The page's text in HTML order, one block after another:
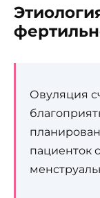
Овуляция
пациенток